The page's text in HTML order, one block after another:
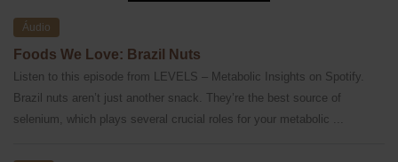
Áudio
Foods We Love: Brazil Nuts
Listen to this episode from LEVELS – Metabolic Insights on Spotify.
Brazil nuts aren’t just another snack. They’re the best source of
selenium, which plays several crucial roles for your metabolic ...